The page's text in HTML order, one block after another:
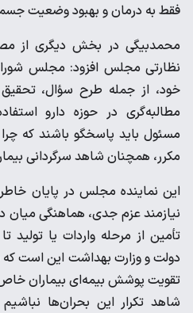
فقط به درمان و بهبود وضعیت
محمدبیگی در بخش دیگری از
نظارتی مجلس افزود: مجلس
خود، از جمله طرح سؤال،
مطالبه‌گری در حوزه دارو
مسئول باید پاسخگو باشند که
مکرر، همچنان شاهد سرگردانی
این نماینده مجلس در پایان
نیازمند عزم جدی، هماهنگی میان
تأمین از مرحله واردات یا تولید
دولت و وزارت بهداشت این است که
تقویت پوشش بیمه‌ای بیماران
شاهد تکرار این بحران‌ها